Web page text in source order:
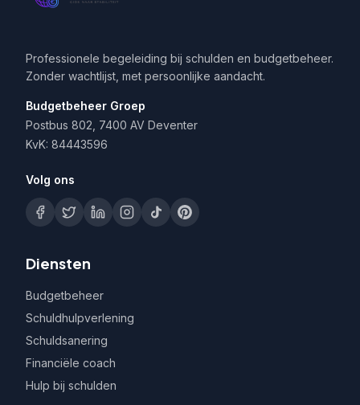
Professionele begeleiding bij schulden en budgetbeheer.
Zonder wachtlijst, met persoonlijke aandacht.
Budgetbeheer Groep
Postbus 802, 7400 AV Deventer
KvK: 84443596
Volg ons
Diensten
Budgetbeheer
Schuldhulpverlening
Schuldsanering
Financiële coach
Hulp bij schulden